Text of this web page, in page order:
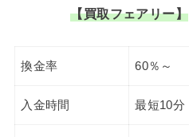
【買取フェアリー】
換金率 60％～
入金時間 最短10分